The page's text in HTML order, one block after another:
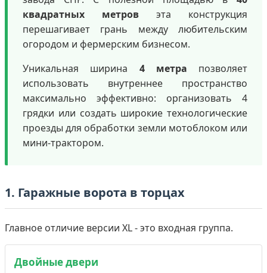
квадратных метров эта конструкция
перешагивает грань между любительским
огородом и фермерским бизнесом.
Уникальная ширина 4 метра позволяет
использовать внутреннее пространство
максимально эффективно: организовать 4
грядки или создать широкие технологические
проезды для обработки земли мотоблоком или
мини-трактором.
1. Гаражные ворота в торцах
Главное отличие версии XL - это входная группа.
Двойные двери